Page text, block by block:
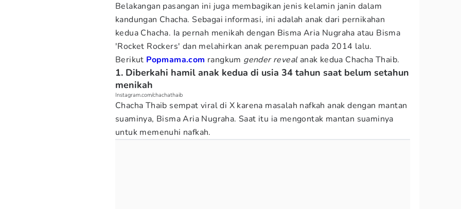
Belakangan pasangan ini juga membagikan jenis kelamin janin dalam
kandungan Chacha. Sebagai informasi, ini adalah anak dari pernikahan
kedua Chacha. Ia pernah menikah dengan Bisma Aria Nugraha atau Bisma
'Rocket Rockers' dan melahirkan anak perempuan pada 2014 lalu.
Berikut Popmama.com rangkum gender reveal anak kedua Chacha Thaib.
1. Diberkahi hamil anak kedua di usia 34 tahun saat belum setahun
menikah
Instagram.com/chachathaib
Chacha Thaib sempat viral di X karena masalah nafkah anak dengan mantan
suaminya, Bisma Aria Nugraha. Saat itu ia mengontak mantan suaminya
untuk memenuhi nafkah.